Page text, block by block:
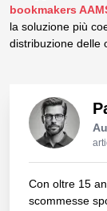
bookmakers
la soluzione più
distribuzione delle
Con oltre 15
scommesse